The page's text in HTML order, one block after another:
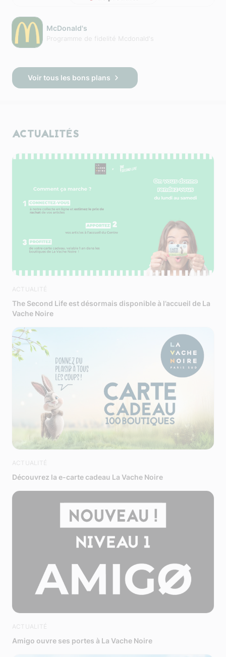
McDonald's
Programme de fidelité Mcdonald's
Voir tous les bons plans
ACTUALITÉS
ACTUALITÉ
The Second Life est désormais disponible à l’accueil de La
Vache Noire
ACTUALITÉ
Découvrez la e-carte cadeau La Vache Noire
ACTUALITÉ
Amigo ouvre ses portes à La Vache Noire